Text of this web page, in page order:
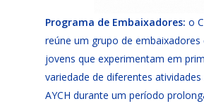
Programa de Embaixadores: o
reúne um grupo de
jovens que experimentam em
variedade de diferentes
AYCH durante um período